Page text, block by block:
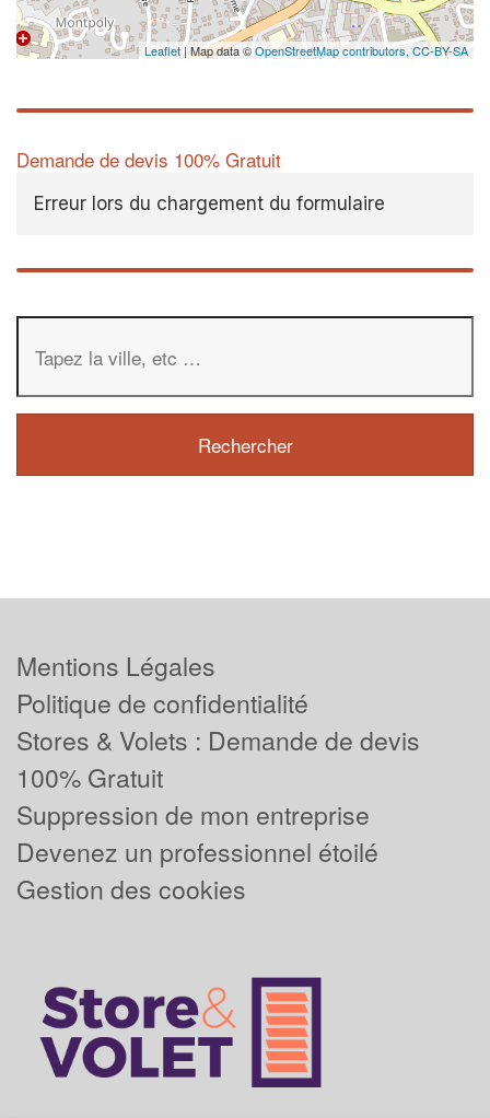
Leaflet | Map data ©OpenStreetMap contributors, CC-BY-SA
Demande de devis 100% Gratuit
Erreur lors du chargement du formulaire
Mentions Légales
Politique de confidentialité
Stores & Volets : Demande de devis
100% Gratuit
Suppression de mon entreprise
Devenez un professionnel étoilé
Gestion des cookies